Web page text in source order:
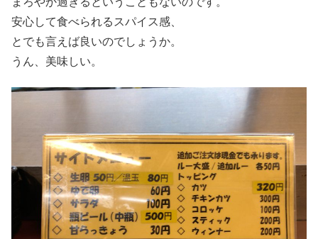
安心して食べられるスパイス感、
とでも言えば良いのでしょうか。
うん、美味しい。